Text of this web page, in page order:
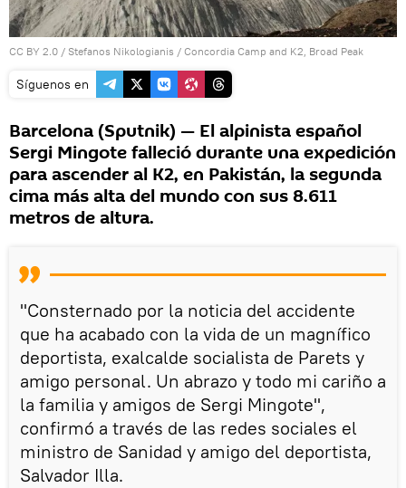
CC BY 2.0 / Stefanos Nikologianis / Concordia Camp and K2, Broad Peak
Síguenos en
Barcelona (Sputnik) — El alpinista español
Sergi Mingote falleció durante una expedición
para ascender al K2, en Pakistán, la segunda
cima más alta del mundo con sus 8.611
metros de altura.
"Consternado por la noticia del accidente
que ha acabado con la vida de un magnífico
deportista, exalcalde socialista de Parets y
amigo personal. Un abrazo y todo mi cariño a
la familia y amigos de Sergi Mingote",
confirmó a través de las redes sociales el
ministro de Sanidad y amigo del deportista,
Salvador Illa.